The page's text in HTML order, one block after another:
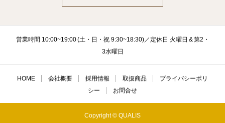
営業時間 10:00~19:00 (土・日・祝 9:30~18:30)／定休日 火曜日 & 第2・
3水曜日
HOME 会社概要 採用情報 取扱商品
プライバシーポリ
シー
お問合せ
Copyright © QUALIS